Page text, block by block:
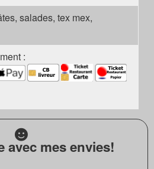
salades, tex mex,
:
avec mes envies!